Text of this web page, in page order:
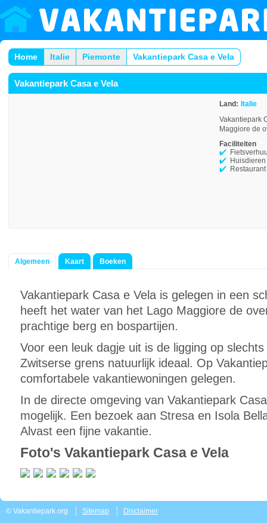
Home Italie Piemonte Vakantiepark Casa e Vela
Vakantiepark Casa e Vela
Land: Italie
Vakantiepark
Maggiore de
Faciliteiten
Restaurant
Algemeen Kaart Boeken
Vakantiepark Casa e Vela is gelegen in een
heeft het water van het Lago Maggiore de
prachtige berg en bospartijen.
Voor een leuk dagje uit is de ligging op
Zwitserse grens natuurlijk ideaal. Op
comfortabele vakantiewoningen gelegen.
In de directe omgeving van Vakantiepark
mogelijk. Een bezoek aan Stresa en Isola
Alvast een fijne vakantie.
Foto's Vakantiepark Casa e Vela
© Vakantiepark.org Sitemap Disclaimer